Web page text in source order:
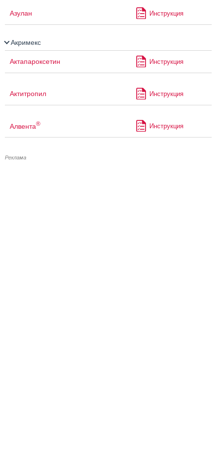
Азулан Инструкция
Акримекс
Актапароксетин Инструкция
Актитропил Инструкция
Алвента® Инструкция
Реклама